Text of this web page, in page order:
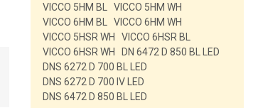
VICCO 5HM BL
VICCO 5HM WH
VICCO 6HM BL
VICCO 6HM WH
VICCO 5HSR WH
VICCO 6HSR BL
VICCO 6HSR WH
DN 6472 D 850 BL LED
DNS 6272 D 700 BL LED
DNS 6272 D 700 IV LED
DNS 6472 D 850 BL LED